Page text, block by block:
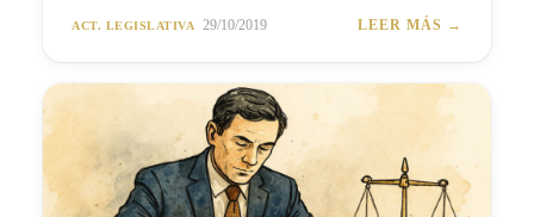
ACT. LEGISLATIVA 29/10/2019 LEER MÁS →